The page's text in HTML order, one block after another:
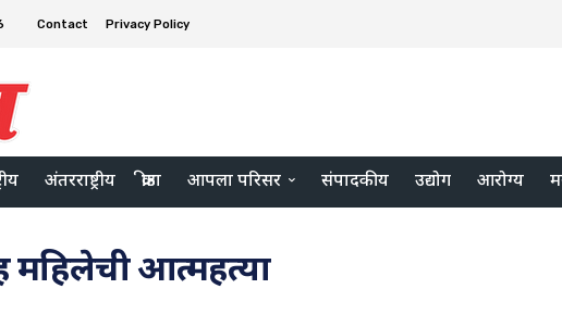
Contact Privacy Policy
अंतरराष्ट्रीय क्रीडा आपला परिसर संपादकीय उद्योग आरोग्य
महिलेची आत्महत्या